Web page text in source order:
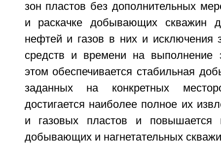
зон пластов без дополнительных
и раскачке добывающих скважин
нефтей и газов в них и исключения
средств и времени на выполнение
этом обеспечивается стабильная
заданных на конкретных
достигается наиболее полное их
и газовых пластов и повышается
добывающих и нагнетательных